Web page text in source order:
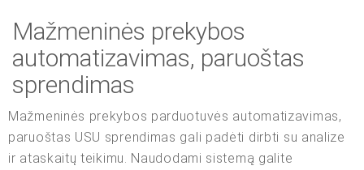
Mažmeninės prekybos
automatizavimas, paruoštas
sprendimas
Mažmeninės prekybos parduotuvės automatizavimas,
paruoštas USU sprendimas gali padėti dirbti su analize
ir ataskaitų teikimu. Naudodami sistemą galite